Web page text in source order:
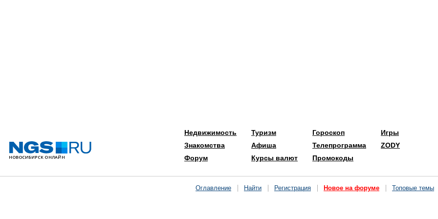
Недвижимость
Знакомства
Форум
Туризм
Афиша
Курсы валют
Гороскоп
Телепрограмма
Промокоды
Игры
ZODY
Оглавление Найти Регистрация Новое на форуме Топовые темы